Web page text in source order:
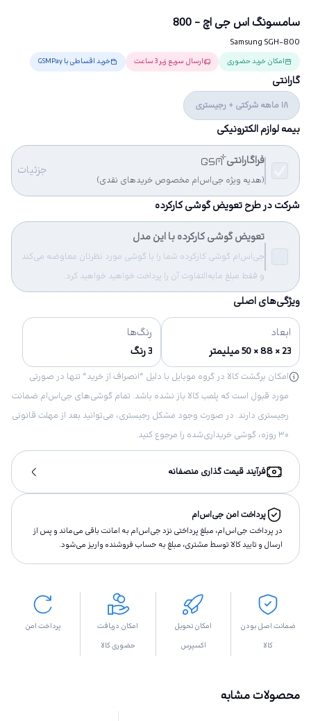
سامسونگ اس جی اچ - 800
Samsung SGH-800
امکان خرید حضوری ارسال سریع زیر 3 ساعت خرید اقساطی با GSMPay
گارانتی
18 ماهه شرکتی + رجیستری
بیمه لوازم الکترونیکی
فراگارانتی
(هدیه ویژه جی‌اس‌ام مخصوص خریدهای نقدی)
جزئیات
شرکت در طرح تعویض گوشی کارکرده
تعویض گوشی کارکرده با این مدل
جی‌اس‌ام گوشی کارکرده شما را با گوشی مورد نظرتان معاوضه می‌کند
و فقط مبلغ مابه‌التفاوت آن را پرداخت خواهید خواهید کرد.
ویژگی‌های اصلی
ابعاد
23 × 88 × 50 میلیمتر
رنگ‌ها
3 رنگ
امکان برگشت کالا در گروه موبایل با دلیل “انصراف از خرید“ تنها در صورتی
مورد قبول است که پلمب کالا باز نشده باشد. تمام گوشی‌های جی‌اس‌ام ضمانت
رجیستری دارند. در صورت وجود مشکل رجیستری، می‌توانید بعد از مهلت قانونی
۳۰ روزه، گوشی خریداری‌شده را مرجوع کنید.
فرآیند قیمت گذاری منصفانه
پرداخت امن جی‌اس‌ام
در پرداخت جی‌اس‌ام، مبلغ پرداختى نزد جی‌اس‌ام به امانت باقى مى‌ماند و پس از
ارسال و تاييد كالا توسط مشتری، مبلغ به حساب فروشنده واريز مى‌شود.
ضمانت اصل بودن
کالا
امکان تحویل
اکسپرس
امکان دریافت
حضوری کالا
پرداخت امن
محصولات مشابه